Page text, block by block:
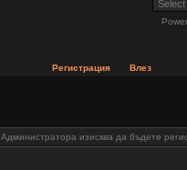
Регистрация
Влез
Администратора изисква да бъдете